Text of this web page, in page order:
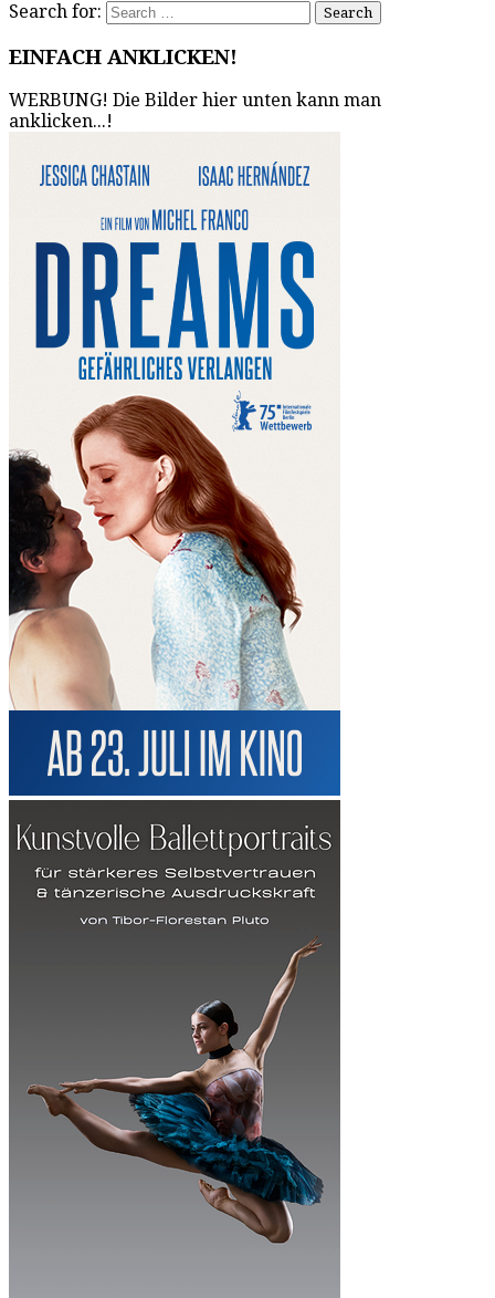
Search for:
EINFACH ANKLICKEN!
WERBUNG! Die Bilder hier unten kann man
anklicken...!